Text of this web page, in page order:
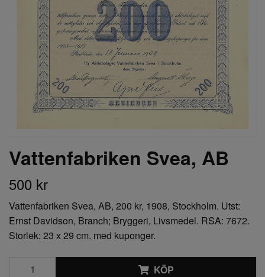
Vattenfabriken Svea, AB
500 kr
Vattenfabriken Svea, AB, 200 kr, 1908, Stockholm. Utst:
Ernst Davidson, Branch; Bryggeri, Livsmedel. RSA: 7672.
Storlek: 23 x 29 cm. med kuponger.
KÖP